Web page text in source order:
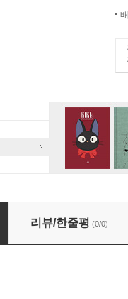
Peace at the End
리뷰/한줄평 (0/0)